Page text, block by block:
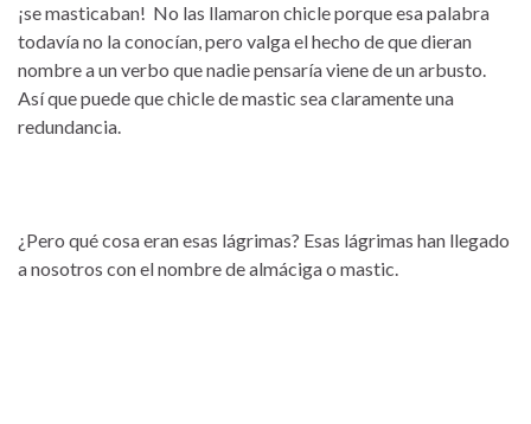
¡se masticaban! No las llamaron chicle porque esa palabra
todavía no la conocían, pero valga el hecho de que dieran
nombre a un verbo que nadie pensaría viene de un arbusto.
Así que puede que chicle de mastic sea claramente una
redundancia.
¿Pero qué cosa eran esas lágrimas? Esas lágrimas han llegado
a nosotros con el nombre de almáciga o mastic.